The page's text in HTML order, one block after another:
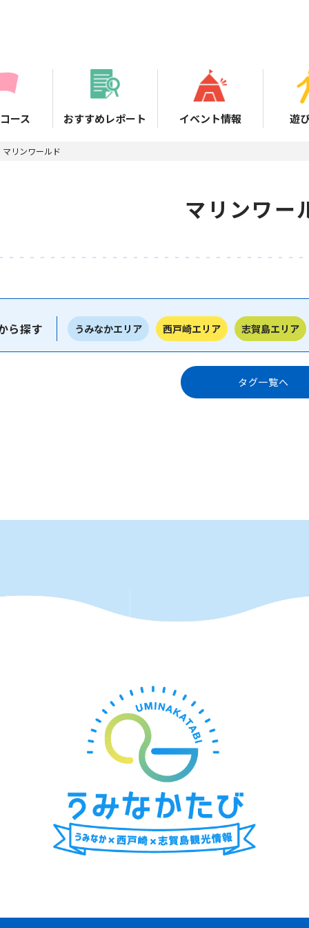
ース おすすめレポート イベント情報 遊
マリンワールド
マリンワー
ら探す うみなかエリア 西戸崎エリア 志賀島エリア
タグ一覧へ